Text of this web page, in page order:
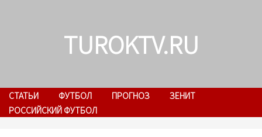
TUROKTV.RU
СТАТЬИ ФУТБОЛ ПРОГНОЗ
ЗЕНИТ
РОССИЙСКИЙ ФУТБОЛ